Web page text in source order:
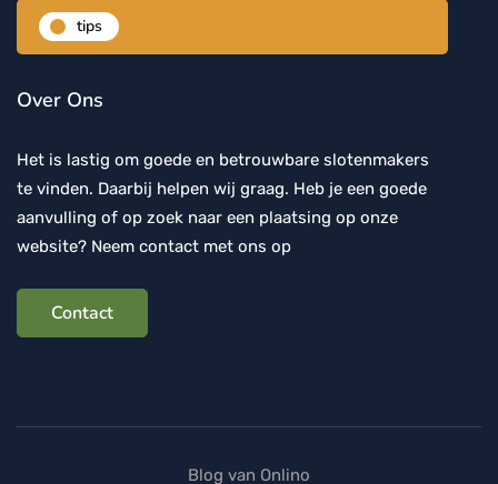
tips
Over Ons
Het is lastig om goede en betrouwbare slotenmakers
te vinden. Daarbij helpen wij graag. Heb je een goede
aanvulling of op zoek naar een plaatsing op onze
website? Neem contact met ons op
Contact
Blog van Onlino